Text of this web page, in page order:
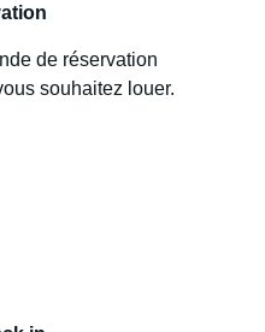
de réservation
souhaitez louer.